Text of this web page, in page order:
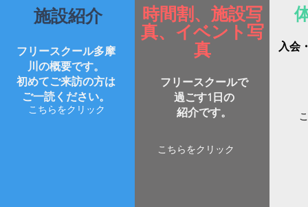
​施設紹介
フリースクール多摩
川の概要です。
​初めてご来訪の方は
ご一読ください。
こちらをクリック
​時間割、施設写
真、イベント写
真
フリースクールで
過ごす1日の
紹介です。
こちらをクリック
入会